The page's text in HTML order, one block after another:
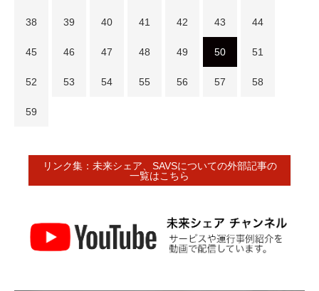
38 39 40 41 42 43 44
45 46 47 48 49 50 51
52 53 54 55 56 57 58
59
リンク集：未来シェア、SAVSについての外部記事の
一覧はこちら